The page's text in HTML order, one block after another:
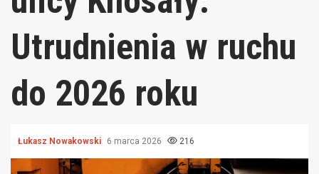
Utrudnienia w ruchu
do 2026 roku
Łukasz Nowakowski 6 marca 2026 216